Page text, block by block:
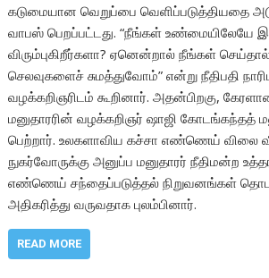
கடுமையான வெறுப்பை வெளிப்படுத்தியதை
வாபஸ் பெறப்பட்டது. “நீங்கள் உண்மையிலேயே
விரும்புகிறீர்களா? ஏனென்றால் நீங்கள்
செலவுகளைச் சுமத்துவோம்” என்று நீதிபதி
வழக்கறிஞரிடம் கூறினார். அதன்பிறகு,
மனுதாரரின் வழக்கறிஞர் ஷாஜி கோடங்கந்தத்
பெற்றார். உலகளாவிய கச்சா எண்ணெய் விலை
நுகர்வோருக்கு அனுப்ப மனுதாரர் நீதிமன்ற
எண்ணெய் சந்தைப்படுத்தல் நிறுவனங்கள்
அதிகரித்து வருவதாக புலம்பினார்.
READ MORE